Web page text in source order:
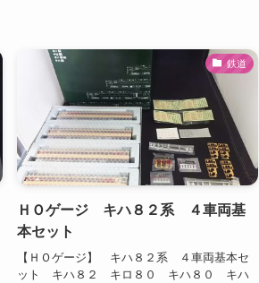
鉄道
ＨＯゲージ キハ８２系 ４車両基
本セット
【ＨＯゲージ】 キハ８２系 ４車両基本セ
ット キハ８２ キロ８０ キハ８０ キハ